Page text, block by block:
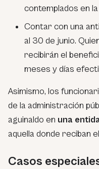
contemplados en la
Contar con una
al 30 de junio.
recibirán el
meses y días
Asimismo, los
de la administración
aguinaldo en una
aquella donde reciban
Casos